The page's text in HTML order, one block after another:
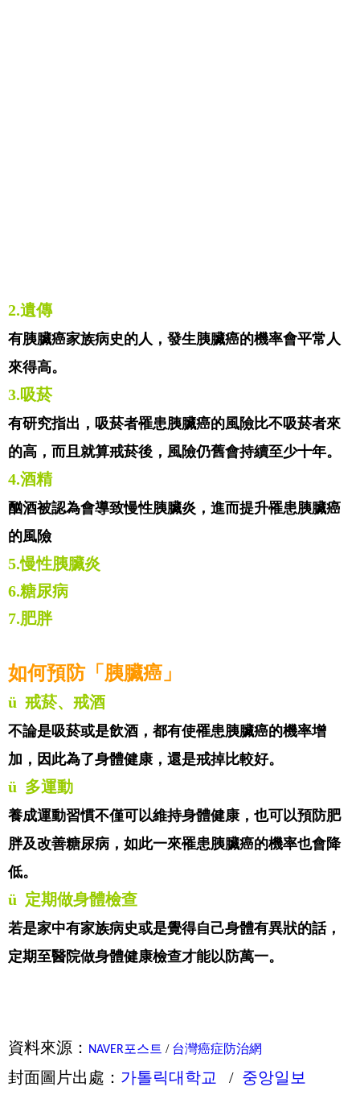
2.遺傳
有胰臟癌家族病史的人，發生胰臟癌的機率會平常人
來得高。
3.吸菸
有研究指出，吸菸者罹患胰臟癌的風險比不吸菸者來
的高，而且就算戒菸後，風險仍舊會持續至少十年。
4.酒精
酗酒被認為會導致慢性胰臟炎，進而提升罹患胰臟癌
的風險
5.慢性胰臟炎
6.糖尿病
7.肥胖
如何預防「胰臟癌」
ü 戒菸、戒酒
不論是吸菸或是飲酒，都有使罹患胰臟癌的機率增
加，因此為了身體健康，還是戒掉比較好。
ü 多運動
養成運動習慣不僅可以維持身體健康，也可以預防肥
胖及改善糖尿病，如此一來罹患胰臟癌的機率也會降
低。
ü 定期做身體檢查
若是家中有家族病史或是覺得自己身體有異狀的話，
定期至醫院做身體健康檢查才能以防萬一。
資料來源： NAVER포스트 / 台灣癌症防治網
封面圖片出處： 가톨릭대학교 / 중앙일보